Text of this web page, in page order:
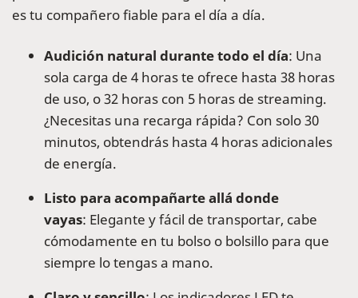
es tu compañero fiable para el día a día.
Audición natural durante todo el día: Una
sola carga de 4 horas te ofrece hasta 38 horas
de uso, o 32 horas con 5 horas de streaming.
¿Necesitas una recarga rápida? Con solo 30
minutos, obtendrás hasta 4 horas adicionales
de energía.
Listo para acompañarte allá donde
vayas: Elegante y fácil de transportar, cabe
cómodamente en tu bolso o bolsillo para que
siempre lo tengas a mano.